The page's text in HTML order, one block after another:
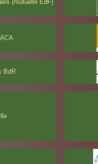
(mutuelle EdF)
BdR